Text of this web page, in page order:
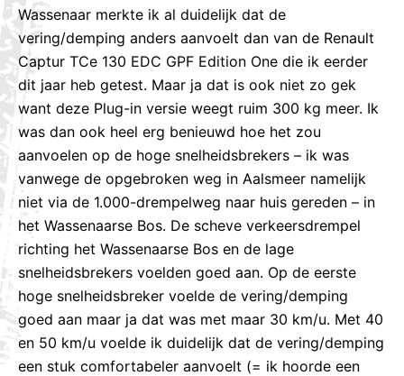
Wassenaar merkte ik al duidelijk dat de
vering/demping anders aanvoelt dan van de Renault
Captur TCe 130 EDC GPF Edition One die ik eerder
dit jaar heb getest. Maar ja dat is ook niet zo gek
want deze Plug-in versie weegt ruim 300 kg meer. Ik
was dan ook heel erg benieuwd hoe het zou
aanvoelen op de hoge snelheidsbrekers – ik was
vanwege de opgebroken weg in Aalsmeer namelijk
niet via de 1.000-drempelweg naar huis gereden – in
het Wassenaarse Bos. De scheve verkeersdrempel
richting het Wassenaarse Bos en de lage
snelheidsbrekers voelden goed aan. Op de eerste
hoge snelheidsbreker voelde de vering/demping
goed aan maar ja dat was met maar 30 km/u. Met 40
en 50 km/u voelde ik duidelijk dat de vering/demping
een stuk comfortabeler aanvoelt (= ik hoorde een